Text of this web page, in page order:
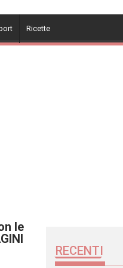
Ricette
le
RECENTI